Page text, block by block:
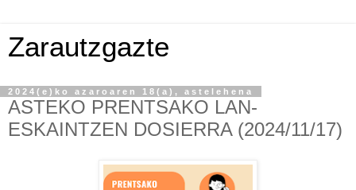
Zarautzgazte
2024(e)ko azaroaren 18(a), astelehena
ASTEKO PRENTSAKO LAN-
ESKAINTZEN DOSIERRA (2024/11/17)